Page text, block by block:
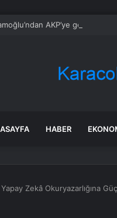
AKP’ye geçen
HABER
Zekâ Okuryazarlığına